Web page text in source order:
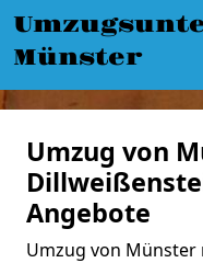
Münster
Umzug von
Angebote
Umzug von Münster